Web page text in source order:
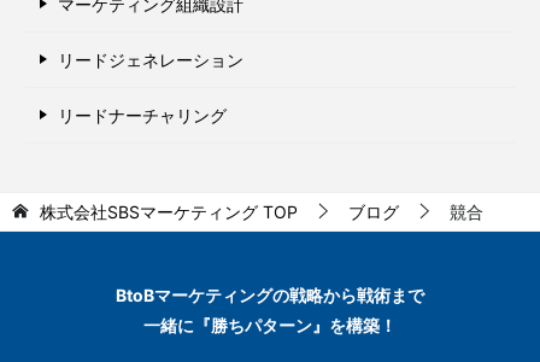
マーケティング組織設計
リードジェネレーション
リードナーチャリング
株式会社SBSマーケティング TOP ブログ 競合
BtoBマーケティングの戦略から戦術まで
一緒に『勝ちパターン』を構築！